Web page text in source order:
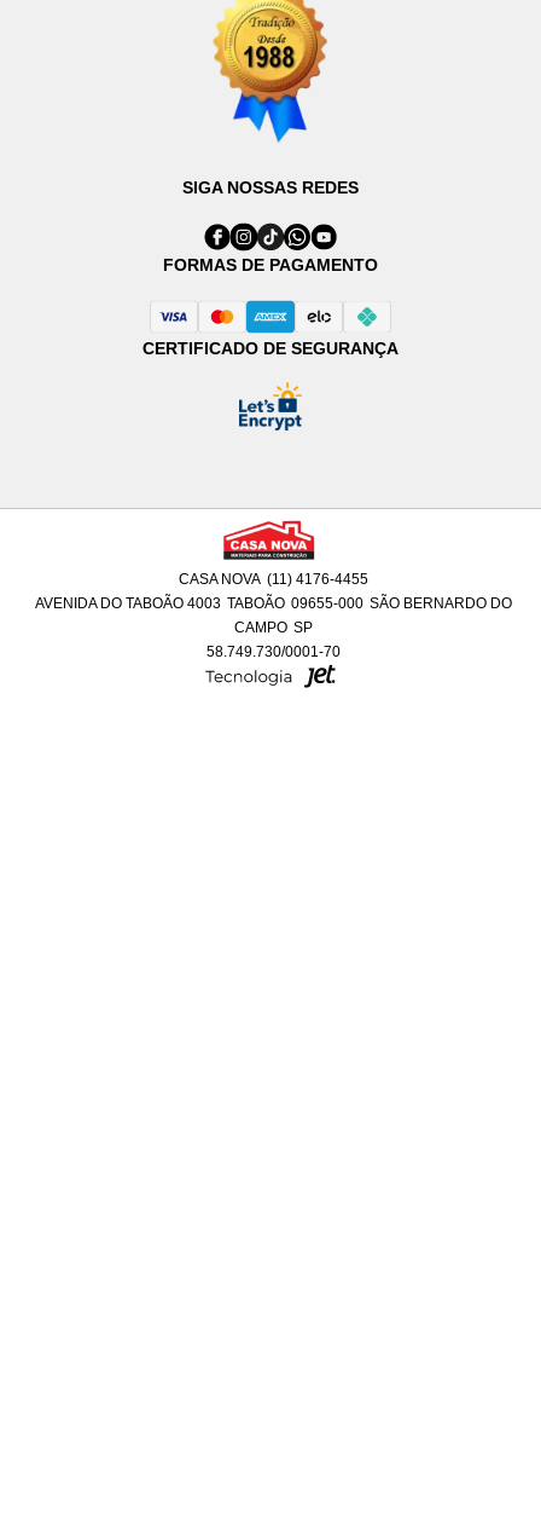
SIGA NOSSAS REDES
FORMAS DE PAGAMENTO
CERTIFICADO DE SEGURANÇA
CASA NOVA (11) 4176-4455
AVENIDA DO TABOÃO 4003 TABOÃO 09655-000 SÃO BERNARDO DO
CAMPO SP
58.749.730/0001-70